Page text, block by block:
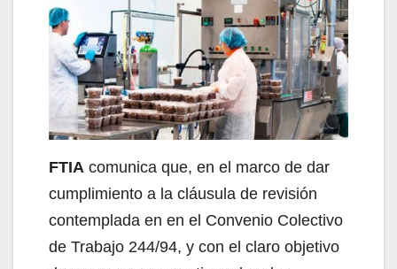
FTIA comunica que, en el marco de dar
cumplimiento a la cláusula de revisión
contemplada en en el Convenio Colectivo
de Trabajo 244/94, y con el claro objetivo